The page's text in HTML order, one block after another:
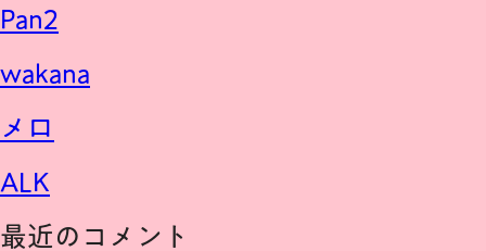
Pan2
wakana
メロ
ALK
最近のコメント